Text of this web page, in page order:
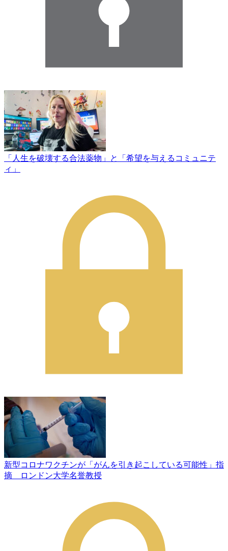
「人生を破壊する合法薬物」と「希望を与えるコミュニテ
ィ」
新型コロナワクチンが「がんを引き起こしている可能性」指
摘 ロンドン大学名誉教授